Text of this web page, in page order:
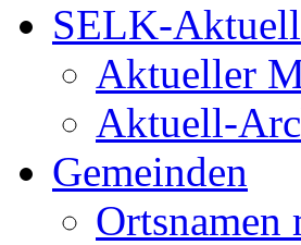
SELK-Aktuell
Aktueller
Aktuell-
Gemeinden
Ortsnamen